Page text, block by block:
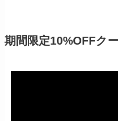
期間限定10%OFFク